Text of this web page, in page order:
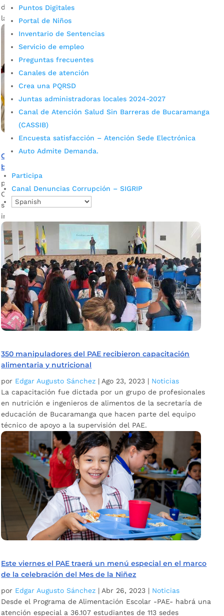
Puntos Digitales
Portal de Niños
Inventario de Sentencias
Servicio de empleo
Preguntas frecuentes
Canales de atención
Crea una PQRSD
Juntas administradoras locales 2024-2027
Canal de Atención Salud Sin Barreras de Bucaramanga
(CASSIB)
Encuesta satisfacción – Atención Sede Electrónica
Auto Admite Demanda.
Participa
Canal Denuncias Corrupción – SIGRIP
de la Administración Municipal ha permitido atender a todas
las instituciones rurales y garantizar el...
Cerca de mil estudiantes del colegio Salesiano se
benefician del PAE
por
Cada dos meses el Comité de Alimentación Escolar -CAES-
se reúne para evaluar cómo avanza el PAE en las
instituciones educativas oficiales.
350 manipuladores del PAE recibieron capacitación
alimentaria y nutricional
por Edgar Augusto Sánchez |Ago 23, 2023 | Noticias
La capacitación fue dictada por un grupo de profesionales
en nutrición e ingenieros de alimentos de la secretaría de
educación de Bucaramanga que hacen parte del equipo
técnico de apoyo a la supervisión del PAE.
Este viernes el PAE traerá un menú especial en el marco
de la celebración del Mes de la Niñez
por Edgar Augusto Sánchez | Abr 26, 2023 | Noticias
Desde el Programa de Alimentación Escolar -PAE- habrá una
atención especial a 36.107 estudiantes de 113 sedes